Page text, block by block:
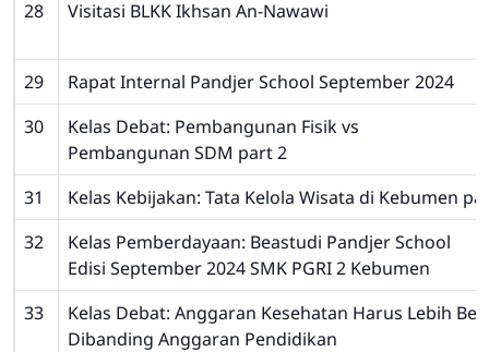
28 Visitasi BLKK Ikhsan An-Nawawi
29
Rapat Internal Pandjer School September 2024
30
Kelas Debat: Pembangunan Fisik vs
Pembangunan SDM part 2
31
Kelas Kebijakan: Tata Kelola Wisata di Kebumen
32
Kelas Pemberdayaan: Beastudi Pandjer School
Edisi September 2024 SMK PGRI 2 Kebumen
33
Kelas Debat: Anggaran Kesehatan Harus Lebih
Dibanding Anggaran Pendidikan